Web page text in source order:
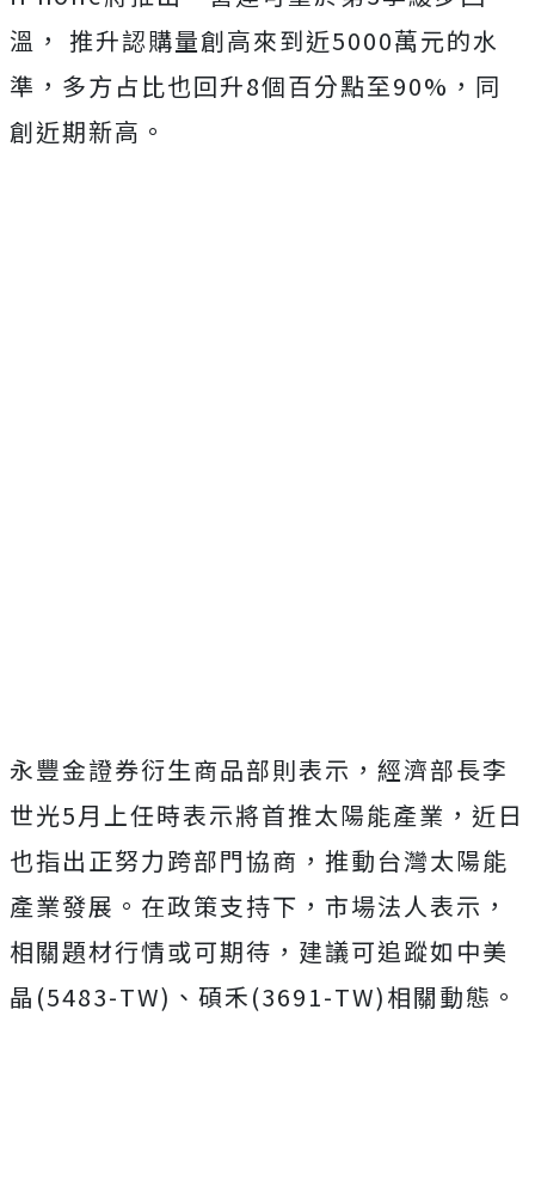
溫， 推升認購量創高來到近5000萬元的水
準，多方占比也回升8個百分點至90%，同
創近期新高。
永豐金證券衍生商品部則表示，經濟部長李
世光5月上任時表示將首推太陽能產業，近日
也指出正努力跨部門協商，推動台灣太陽能
產業發展。在政策支持下，市場法人表示，
相關題材行情或可期待，建議可追蹤如中美
晶(5483-TW)、碩禾(3691-TW)相關動態。